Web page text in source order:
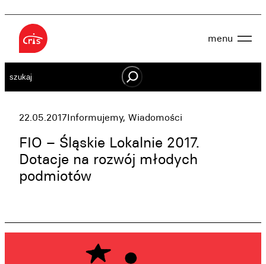
Przejdź
treści
menu
Aktualności
Wspieraj nas
Kontakt
OWES
Oferta
Szukaj
22.05.2017Informujemy, Wiadomości
FIO – Śląskie Lokalnie 2017.
Dotacje na rozwój młodych
podmiotów